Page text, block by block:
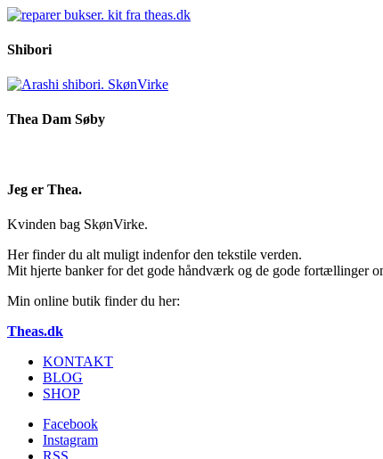
Shibori
Thea Dam Søby
Jeg er Thea.
Kvinden bag SkønVirke.
Her finder du alt muligt indenfor den tekstile verden.
Mit hjerte banker for det gode håndværk og de gode fortællinger
Min online butik finder du her:
Theas.dk
KONTAKT
BLOG
SHOP
Facebook
Instagram